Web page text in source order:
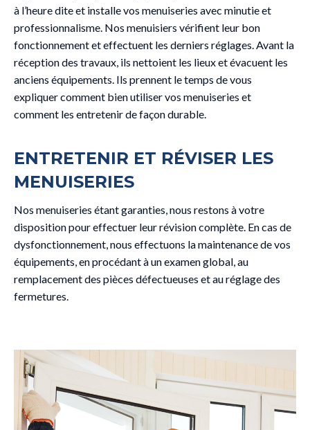
à l’heure dite et installe vos menuiseries avec minutie et
professionnalisme. Nos menuisiers vérifient leur bon
fonctionnement et effectuent les derniers réglages. Avant la
réception des travaux, ils nettoient les lieux et évacuent les
anciens équipements. Ils prennent le temps de vous
expliquer comment bien utiliser vos menuiseries et
comment les entretenir de façon durable.
ENTRETENIR ET RÉVISER LES
MENUISERIES
Nos menuiseries étant garanties, nous restons à votre
disposition pour effectuer leur révision complète. En cas de
dysfonctionnement, nous effectuons la maintenance de vos
équipements, en procédant à un examen global, au
remplacement des pièces défectueuses et au réglage des
fermetures.